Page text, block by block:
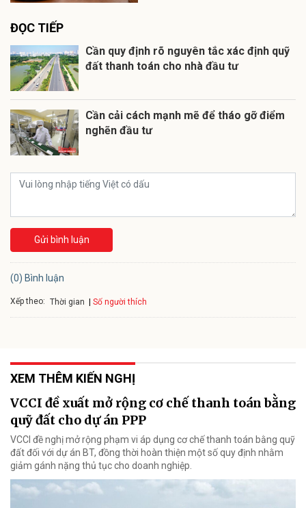
ĐỌC TIẾP
Cần quy định rõ nguyên tắc xác định quỹ
đất thanh toán cho nhà đầu tư
Cần cải cách mạnh mẽ để tháo gỡ điểm
nghẽn đầu tư
Gửi bình luận
(0) Bình luận
Xếp theo: Thời gian Số người thích
XEM THÊM KIẾN NGHỊ
VCCI đề xuất mở rộng cơ chế thanh toán bằng
quỹ đất cho dự án PPP
VCCI đề nghị mở rộng phạm vi áp dụng cơ chế thanh toán bằng quỹ
đất đối với dự án BT, đồng thời hoàn thiện một số quy định nhằm
giảm gánh nặng thủ tục cho doanh nghiệp.